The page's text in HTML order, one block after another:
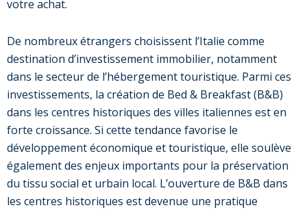
votre achat.
De nombreux étrangers choisissent l’Italie comme
destination d’investissement immobilier, notamment
dans le secteur de l’hébergement touristique. Parmi ces
investissements, la création de Bed & Breakfast (B&B)
dans les centres historiques des villes italiennes est en
forte croissance. Si cette tendance favorise le
développement économique et touristique, elle soulève
également des enjeux importants pour la préservation
du tissu social et urbain local. L’ouverture de B&B dans
les centres historiques est devenue une pratique